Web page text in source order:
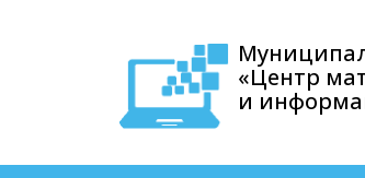
«Центр
и